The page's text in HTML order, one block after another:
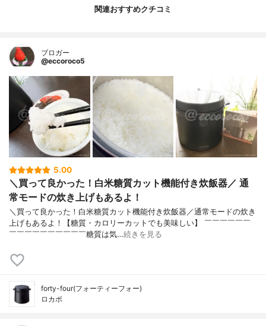
関連おすすめクチコミ
ブロガー
@eccoroco5
5.00
＼買って良かった！白米糖質カット機能付き炊飯器／ 通
常モードの炊き上げもあるよ！
＼買って良かった！白米糖質カット機能付き炊飯器／通常モードの炊き
上げもあるよ！⁡【糖質・カロリーカットでも美味しい】 ￣￣￣￣￣￣
￣￣￣￣￣￣￣￣￣￣⁡糖質は気…続きを見る
forty-four(フォーティーフォー)
ロカボ